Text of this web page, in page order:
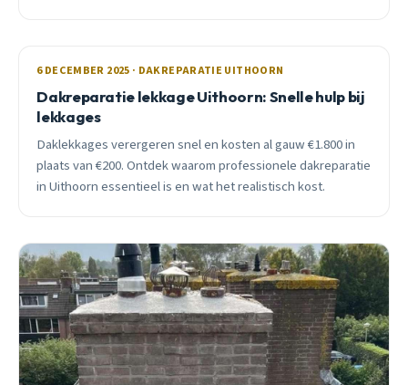
6 DECEMBER 2025 · DAKREPARATIE UITHOORN
Dakreparatie lekkage Uithoorn: Snelle hulp bij
lekkages
Daklekkages verergeren snel en kosten al gauw €1.800 in
plaats van €200. Ontdek waarom professionele dakreparatie
in Uithoorn essentieel is en wat het realistisch kost.